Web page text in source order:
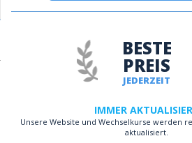
JEDERZEIT
BESTE
PREIS
IMMER
Unsere Website und Wechselkurse werden
aktualisiert.